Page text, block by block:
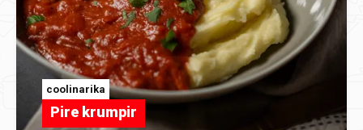
coolinarika
Pire krumpir